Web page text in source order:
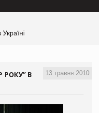
13 травня 2010
РОКУ” В